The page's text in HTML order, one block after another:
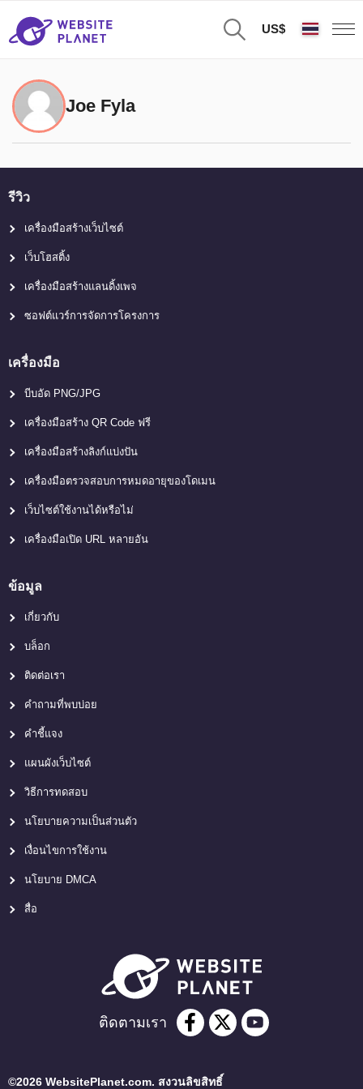
US$
Joe Fyla
รีวิว
เครื่องมือสร้างเว็บไซต์
เว็บโฮสติ้ง
เครื่องมือสร้างแลนดิ้งเพจ
ซอฟต์แวร์การจัดการโครงการ
เครื่องมือ
บีบอัด PNG/JPG
เครื่องมือสร้าง QR Code ฟรี
เครื่องมือสร้างลิงก์แบ่งปัน
เครื่องมือตรวจสอบการหมดอายุของโดเมน
เว็บไซต์ใช้งานได้หรือไม่
เครื่องมือเปิด URL หลายอัน
ข้อมูล
เกี่ยวกับ
บล็อก
ติดต่อเรา
คำถามที่พบบ่อย
คำชี้แจง
แผนผังเว็บไซต์
วิธีการทดสอบ
นโยบายความเป็นส่วนตัว
เงื่อนไขการใช้งาน
นโยบาย DMCA
สื่อ
ติดตามเรา
©2026 WebsitePlanet.com. สงวนลิขสิทธิ์